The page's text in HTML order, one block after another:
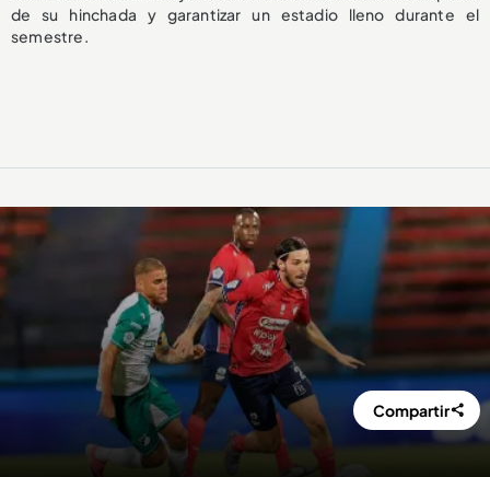
de su hinchada y garantizar un estadio lleno durante el
semestre.
Compartir